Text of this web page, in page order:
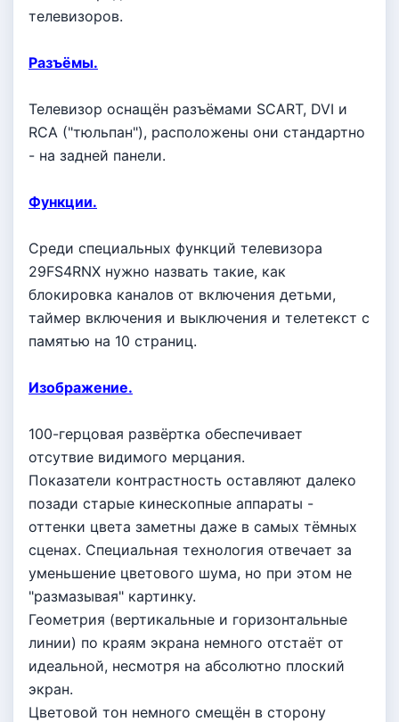
телевизоров.
Разъёмы.
Телевизор оснащён разъёмами SCART, DVI и
RCA ("тюльпан"), расположены они стандартно
- на задней панели.
Функции.
Среди специальных функций телевизора
29FS4RNX нужно назвать такие, как
блокировка каналов от включения детьми,
таймер включения и выключения и телетекст с
памятью на 10 страниц.
Изображение.
100-герцовая развёртка обеспечивает
отсутвие видимого мерцания.
Показатели контрастность оставляют далеко
позади старые кинескопные аппараты -
оттенки цвета заметны даже в самых тёмных
сценах. Специальная технология отвечает за
уменьшение цветового шума, но при этом не
"размазывая" картинку.
Геометрия (вертикальные и горизонтальные
линии) по краям экрана немного отстаёт от
идеальной, несмотря на абсолютно плоский
экран.
Цветовой тон немного смещён в сторону